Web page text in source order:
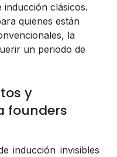
inducción clásicos.
quienes están
la
un periodo de
y
founders
inducción invisibles